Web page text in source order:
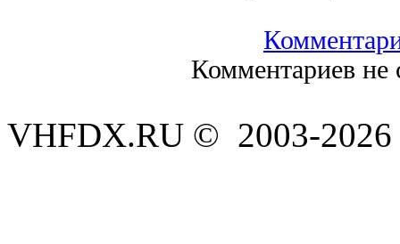
Комментариев не
VHFDX.RU © 2003-2026